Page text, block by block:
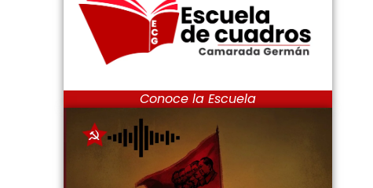
Conoce la Escuela